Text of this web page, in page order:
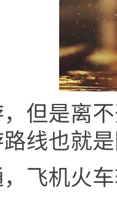
但是离
线也就
飞机火